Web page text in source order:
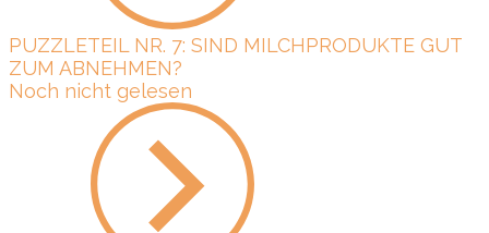
PUZZLETEIL NR. 7: SIND MILCHPRODUKTE GUT
ZUM ABNEHMEN?
Noch nicht gelesen